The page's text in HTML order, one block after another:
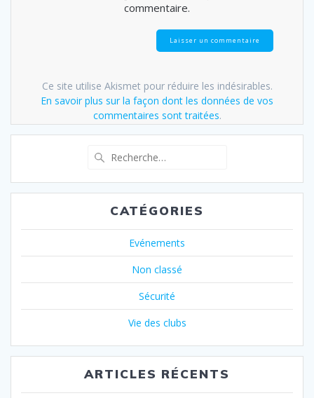
commentaire.
Ce site utilise Akismet pour réduire les indésirables.
En savoir plus sur la façon dont les données de vos
commentaires sont traitées.
pour
:
CATÉGORIES
Evénements
Non classé
Sécurité
Vie des clubs
ARTICLES RÉCENTS